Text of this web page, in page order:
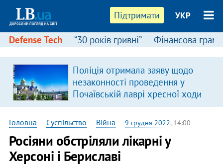
Підтримати УКР
Defense Tech “30 років гривні” Фінансова
Поліція отримала заяву щодо
незаконності проведення у
Почаївській лаврі хресної ходи
Головна — Суспільство — Війна — 9 грудня 2022, 14:00
Росіяни обстріляли лікарні у
Херсоні і Бериславі